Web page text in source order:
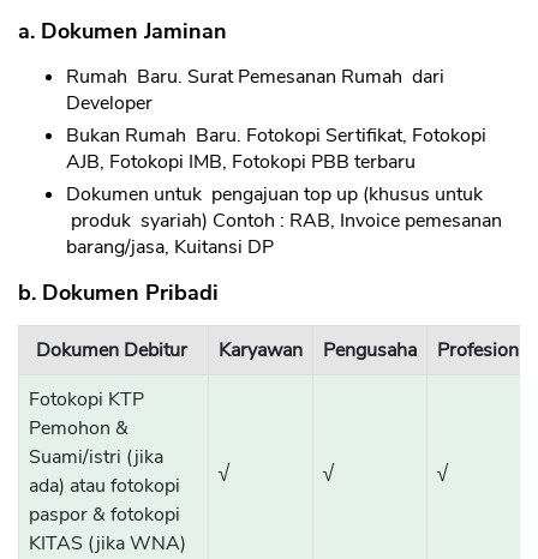
a. Dokumen Jaminan
Rumah Baru. Surat Pemesanan Rumah dari
Developer
Bukan Rumah Baru. Fotokopi Sertifikat, Fotokopi
AJB, Fotokopi IMB, Fotokopi PBB terbaru
Dokumen untuk pengajuan top up (khusus untuk
produk syariah) Contoh : RAB, Invoice pemesanan
barang/jasa, Kuitansi DP
b. Dokumen Pribadi
Dokumen Debitur Karyawan Pengusaha
Profesional
Fotokopi KTP
Pemohon &
Suami/istri (jika
ada) atau fotokopi
paspor & fotokopi
KITAS (jika WNA)
√ √ √